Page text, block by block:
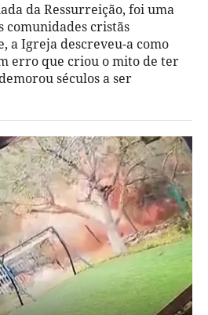
da Ressurreição, foi uma
cristãs
a Igreja descreveu-a como
erro que criou o mito de ter
séculos a ser